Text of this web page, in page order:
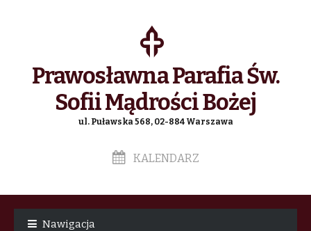
Prawosławna Parafia Św.
Sofii Mądrości Bożej
ul. Puławska 568, 02-884 Warszawa
KALENDARZ
Nawigacja